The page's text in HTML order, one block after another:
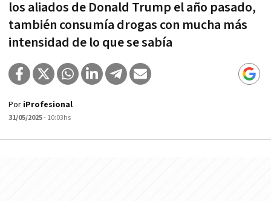
los aliados de Donald Trump el año pasado,
también consumía drogas con mucha más
intensidad de lo que se sabía
Por iProfesional
31/05/2025- 10:03hs